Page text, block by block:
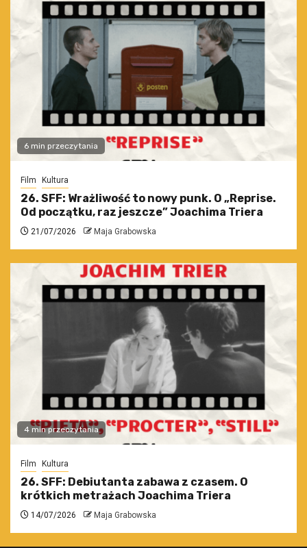
6 min przeczytania
Film Kultura
26. SFF: Wrażliwość to nowy punk. O „Reprise.
Od początku, raz jeszcze” Joachima Triera
21/07/2026 Maja Grabowska
4 min przeczytania
Film Kultura
26. SFF: Debiutanta zabawa z czasem. O
krótkich metrażach Joachima Triera
14/07/2026 Maja Grabowska